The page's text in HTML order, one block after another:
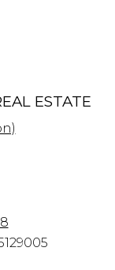
ESTATE